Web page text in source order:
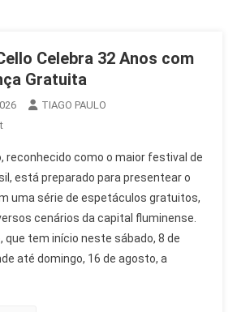
Celebra 32 Anos com
Gratuita
TIAGO PAULO
On
Rio
Cello
Celebra
32
Anos
Com
reconhecido como o maior festival de
está preparado para presentear o
uma série de espetáculos gratuitos,
cenários da capital fluminense.
que tem início neste sábado, 8 de
até domingo, 16 de agosto, a